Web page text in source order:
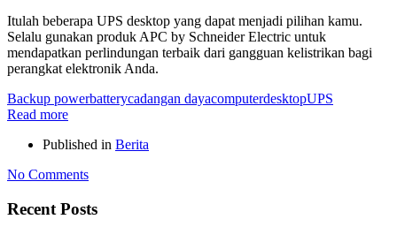
Itulah beberapa UPS desktop yang dapat menjadi pilihan kamu.
Selalu gunakan produk APC by Schneider Electric untuk
mendapatkan perlindungan terbaik dari gangguan kelistrikan bagi
perangkat elektronik Anda.
Backup powerbatterycadangan dayacomputerdesktopUPS
Read more
Published in Berita
No Comments
Recent Posts